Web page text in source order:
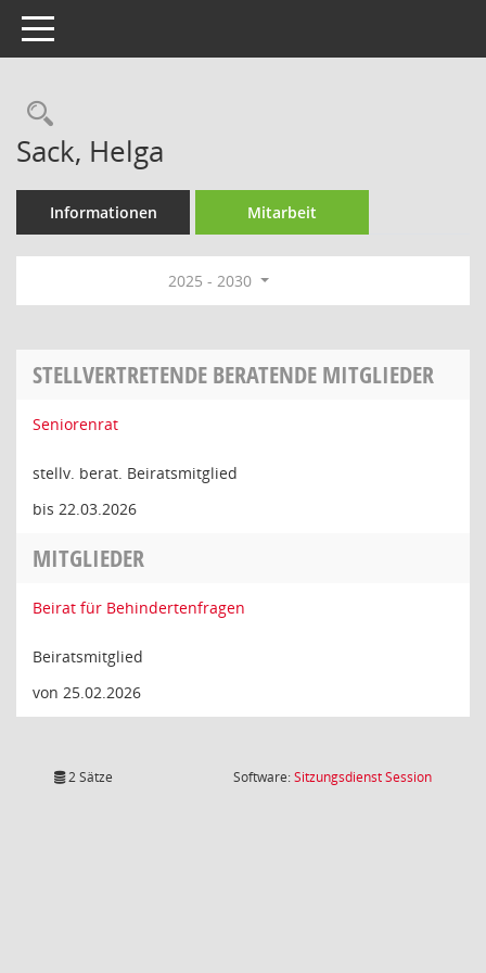
Toggle navigation
Rechercheauswahl
Sack, Helga
Informationen Mitarbeit
2025 - 2030
STELLVERTRETENDE BERATENDE MITGLIEDER
Seniorenrat
stellv. berat. Beiratsmitglied
bis 22.03.2026
MITGLIEDER
Beirat für Behindertenfragen
Beiratsmitglied
von 25.02.2026
2 Sätze Software:SitzungsdienstSession(Wird in